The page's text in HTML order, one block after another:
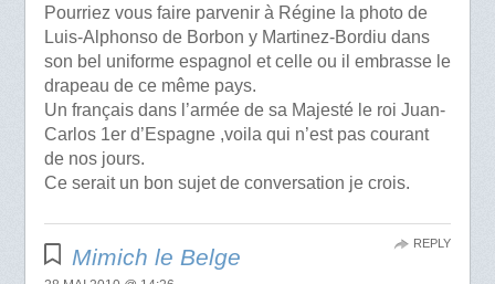
Pourriez vous faire parvenir à Régine la photo de
Luis-Alphonso de Borbon y Martinez-Bordiu dans
son bel uniforme espagnol et celle ou il embrasse le
drapeau de ce même pays.
Un français dans l’armée de sa Majesté le roi Juan-
Carlos 1er d’Espagne ,voila qui n’est pas courant
de nos jours.
Ce serait un bon sujet de conversation je crois.
Mimich le Belge
REPLY